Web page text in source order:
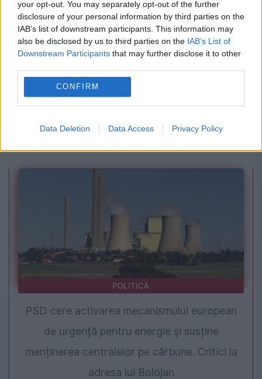
your opt-out. You may separately opt-out of the further
disclosure of your personal information by third parties on the
IAB’s list of downstream participants. This information may
also be disclosed by us to third parties on the IAB’s List of
Downstream Participants that may further disclose it to other
CONFIRM
Data Deletion Data Access Privacy Policy
SPORT
Cupa Mondială de Gimnastică Aerobică și
POLITICA
PSD cere activarea mecanismului european
de urgență pentru energie și susține
menținerea centralelor pe cărbune. Critici la
adresa lui Bolojan